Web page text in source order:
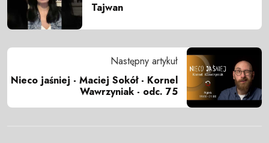
Tajwan
Następny artykuł
Nieco jaśniej - Maciej Sokół - Kornel
Wawrzyniak - odc. 75